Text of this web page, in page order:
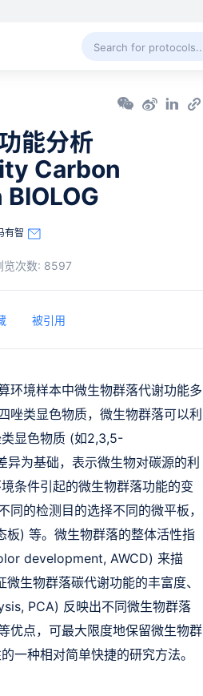
能分析
Carbon
有智
览次数: 8597
被引用
环境样本中微生物群落代谢功能多
唑类显色物质，微生物群落可以利
显色物质 (如2,3,5-
为基础，表示微生物对碳源的利
条件引起的微生物群落功能的变
的检测目的选择不同的微平板，
) 等。微生物群落的整体活性指
development, AWCD) 来描
生物群落碳代谢功能的丰富度、
PCA) 反映出不同微生物群落
优点，可最大限度地保留微生物群
一种相对简单快捷的研究方法。